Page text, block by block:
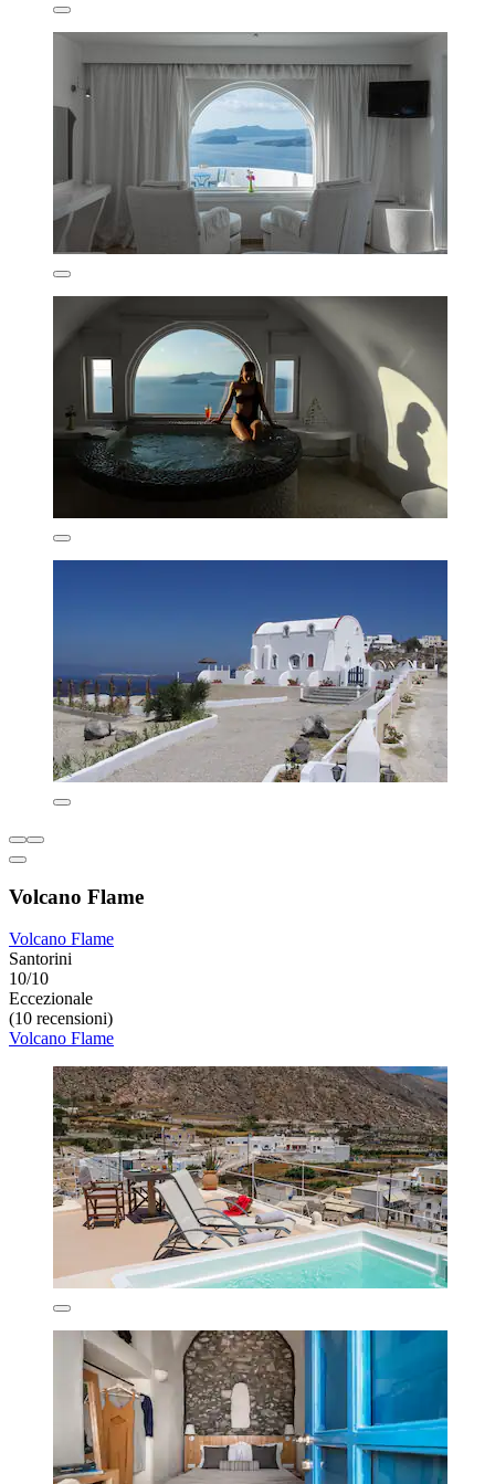
Volcano Flame
Volcano Flame
Santorini
10/10
Eccezionale
(10 recensioni)
Volcano Flame